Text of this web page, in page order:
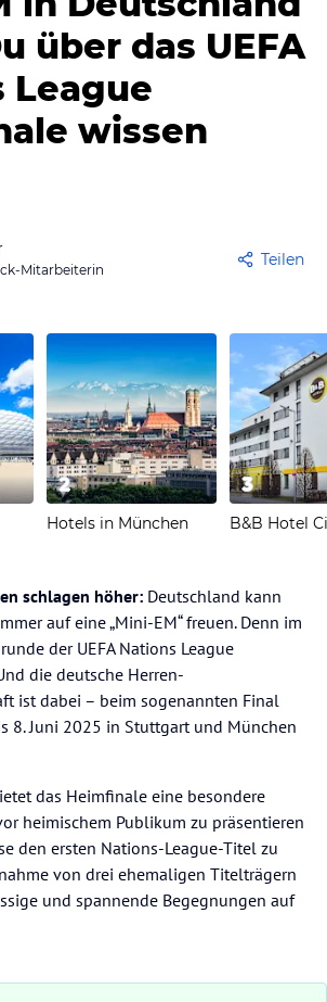
über das UEFA
League
wissen
Mitarbeiterin
Teilen
2
Hotels in München
3
B&B Hotel
schlagen höher: Deutschland kann
auf eine „Mini-EM“ freuen. Denn im
der UEFA Nations League
die deutsche Herren-
ist dabei – beim sogenannten Final
8. Juni 2025 in Stuttgart und München
das Heimfinale eine besondere
heimischem Publikum zu präsentieren
den ersten Nations-League-Titel zu
von drei ehemaligen Titelträgern
und spannende Begegnungen auf